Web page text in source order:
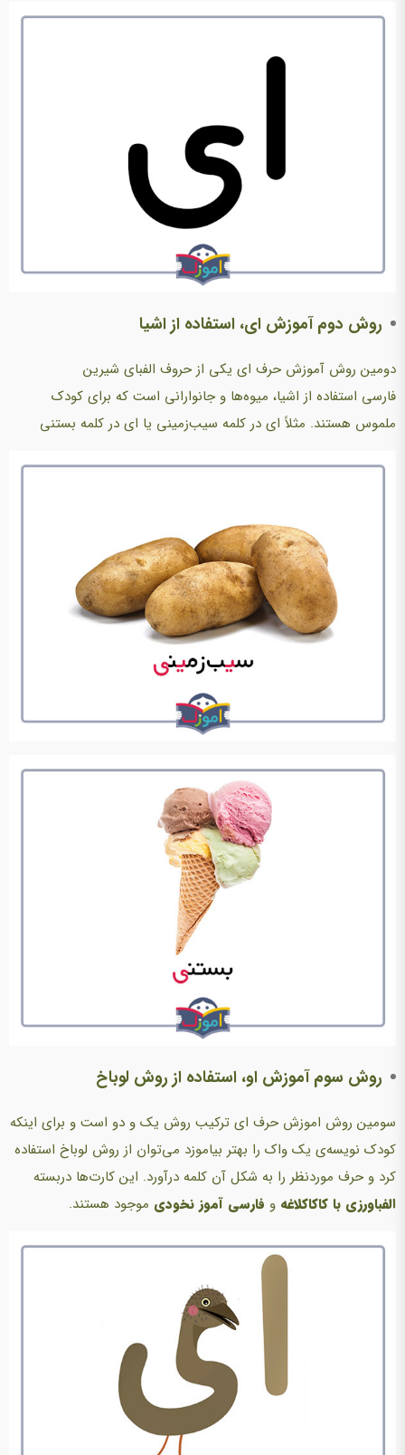
روش دوم آموزش ای، استفاده از اشیا
دومین روش آموزش حرف ای یکی از حروف الفبای شیرین
فارسی استفاده از اشیا، میوه‌ها و جانوارانی است که برای کودک
ملموس هستند. مثلاً ای در کلمه سیب‌زمینی یا ای در کلمه بستنی
روش سوم آموزش او، استفاده از روش لوباخ
سومین روش اموزش حرف ای ترکیب روش یک و دو است و برای اینکه
کودک نویسه‌ی یک واک را بهتر بیاموزد می‌توان از روش لوباخ استفاده
کرد و حرف موردنظر را به شکل آن کلمه درآورد. این کارت‌ها دربسته
الفبا‌ورزی با کاکا‌کلاغه و فارسی آموز نخودی موجود هستند.